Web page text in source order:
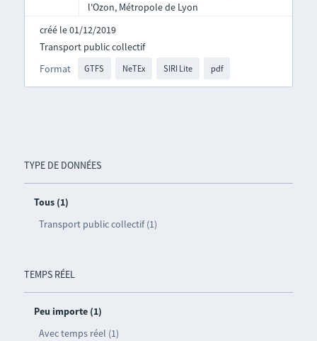
TYPE DE DONNÉES
Tous (1)
Transport public collectif (1)
TEMPS RÉEL
Peu importe (1)
Avec temps réel (1)
l'Ozon, Métropole de Lyon
créé le 01/12/2019
Format GTFS NeTEx SIRI Lite pdf
Transport public collectif